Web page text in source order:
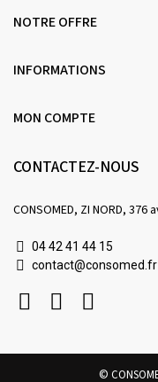
NOTRE OFFRE
INFORMATIONS
MON COMPTE
CONTACTEZ-NOUS
CONSOMED, ZI NORD, 376
04 42 41 44 15
contact@consomed.fr
©